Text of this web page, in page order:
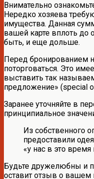
Внимательно
Нередко хозяева
имущества. Данная
вашей карте вплоть до
быть, и еще дольше.
Перед бронированием
поторговаться. Это
выставить так
предложение» (special
Заранее уточняйте в
принципиальное
Из собственного
предоставили
«у нас в это
Будьте дружелюбны и
оставит отзыв о вашем